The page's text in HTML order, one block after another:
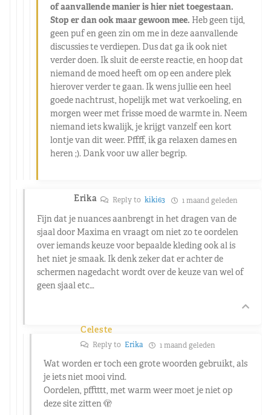
of aanvallende manier is hier niet toegestaan.
Stop er dan ook maar gewoon mee. Heb geen tijd,
geen puf en geen zin om me in deze aanvallende
discussies te verdiepen. Dus dat ga ik ook niet
verder doen. Ik sluit de eerste reactie, en hoop dat
niemand de moed heeft om op een andere plek
hierover verder te gaan. Ik wens jullie een heel
goede nachtrust, hopelijk met wat verkoeling, en
morgen weer met frisse moed de warmte in. Neem
niemand iets kwalijk, je krijgt vanzelf een kort
lontje van dit weer. Pffff, ik ga relaxen dames en
heren ;). Dank voor uw aller begrip.
Erika Reply to kiki63 1 maand geleden
Fijn dat je nuances aanbrengt in het dragen van de
sjaal door Maxima en vraagt om niet zo te oordelen
over iemands keuze voor bepaalde kleding ook al is
het niet je smaak. Ik denk zeker dat er achter de
schermen nagedacht wordt over de keuze van wel of
geen sjaal etc…
Celeste
Reply to Erika 1 maand geleden
Wat worden er toch een grote woorden gebruikt, als
je iets niet mooi vind.
Oordelen, pfftttt, met warm weer moet je niet op
deze site zitten 🫣